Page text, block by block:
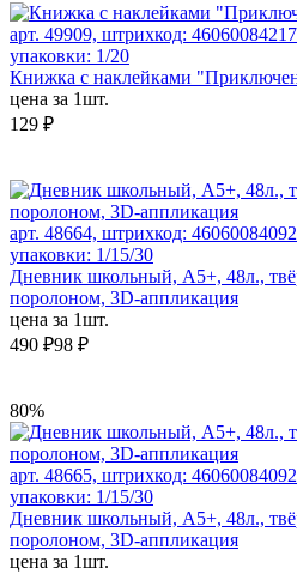
арт. 49909, штрихкод:
упаковки: 1/20
Книжка с наклейками
цена за 1шт.
129 ₽
арт. 48664, штрихкод:
упаковки: 1/15/30
Дневник школьный, А5+, 48л.,
поролоном, 3D-аппликация
цена за 1шт.
490 ₽98 ₽
80%
арт. 48665, штрихкод:
упаковки: 1/15/30
Дневник школьный, А5+, 48л.,
поролоном, 3D-аппликация
цена за 1шт.